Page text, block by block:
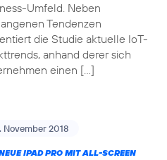
Umfeld. Neben
Tendenzen
die Studie aktuelle IoT-
anhand derer sich
einen […]
November 2018
IPAD PRO MIT ALL-SCREEN